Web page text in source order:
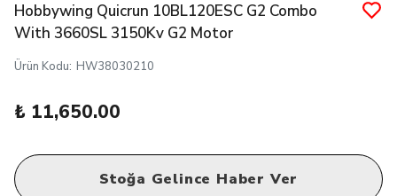
Hobbywing Quicrun 10BL120ESC G2 Combo
With 3660SL 3150Kv G2 Motor
Ürün Kodu: HW38030210
₺ 11,650.00
Stoğa Gelince Haber Ver